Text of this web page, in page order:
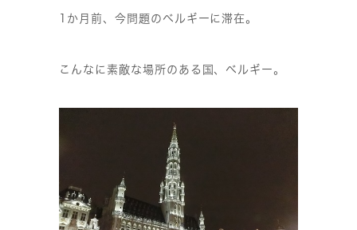
1か月前、今問題のベルギーに滞在。
こんなに素敵な場所のある国、ベルギー。